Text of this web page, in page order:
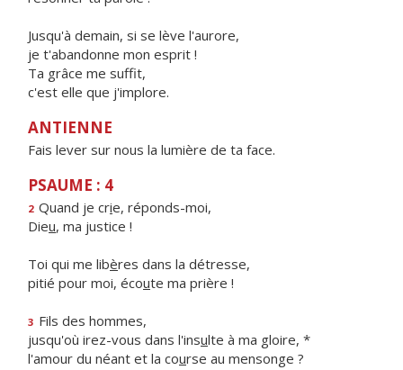
Jusqu'à demain, si se lève l'aurore,
je t'abandonne mon esprit !
Ta grâce me suffit,
c'est elle que j'implore.
ANTIENNE
Fais lever sur nous la lumière de ta face.
PSAUME : 4
2 Quand je crie, réponds-moi,
Dieu, ma justice !
Toi qui me libères dans la détresse,
pitié pour moi, écoute ma prière !
3 Fils des hommes,
jusqu'où irez-vous dans l'insulte à ma gloire, *
l'amour du néant et la course au mensonge ?